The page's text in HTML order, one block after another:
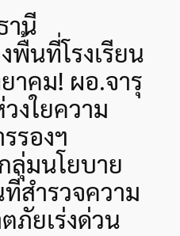
านี
พื้นที่โรงเรียน
าคม! ผอ.จารุ
งใยความ
รองฯ
ลุ่มนโยบาย
สำรวจความ
ภัยเร่งด่วน